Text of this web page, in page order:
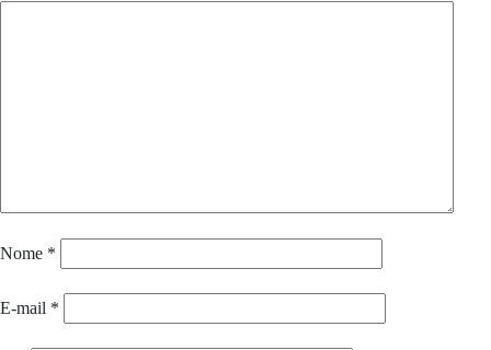
Nome *
E-mail *